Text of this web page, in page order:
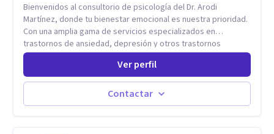
Bienvenidos al consultorio de psicología del Dr. Arodi
Martínez, donde tu bienestar emocional es nuestra prioridad.
Con una amplia gama de servicios especializados en
trastornos de ansiedad, depresión y otros trastornos
emocionales, estamos dedicados a ofrecerte el mejor
tratamiento para mejorar tu salud mental. En nuestro
consultorio, ofrecemos una variedad de terapias y
tratamientos diseñados para satisfacer tus necesidades
específicas: Terapia para Trastornos de Ansiedad y
Ver perfil
Contactar